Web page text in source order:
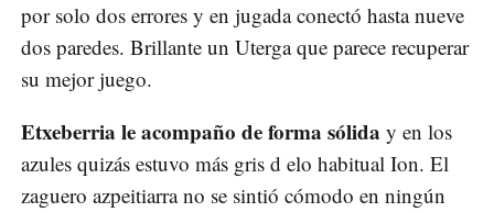
por solo dos errores y en jugada conectó hasta nueve
dos paredes. Brillante un Uterga que parece recuperar
su mejor juego.
Etxeberria le acompaño de forma sólida y en los
azules quizás estuvo más gris d elo habitual Ion. El
zaguero azpeitiarra no se sintió cómodo en ningún